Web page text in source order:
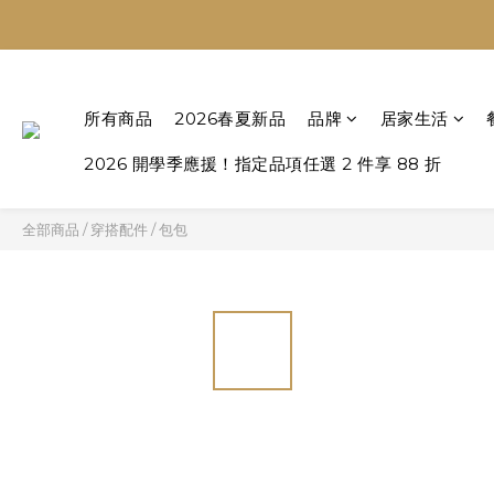
所有商品 2026春夏新品 品牌 居家生活
2026 開學季應援！指定品項任選 2 件享 88 折
全部商品 /穿搭配件/包包